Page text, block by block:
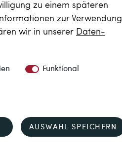
zu einem späteren
zur Verwendung
wir in unserer Daten­
Funktional
AUSWAHL SPEICHERN